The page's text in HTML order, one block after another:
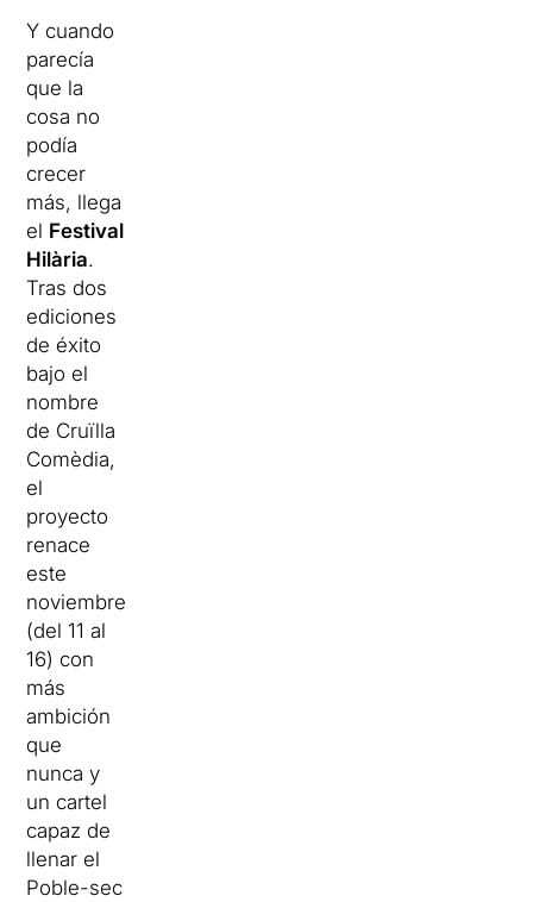
Y cuando
parecía
que la
cosa no
podía
crecer
más, llega
el Festival
Hilària.
Tras dos
ediciones
de éxito
bajo el
nombre
de Cruïlla
Comèdia,
el
proyecto
renace
este
noviembre
(del 11 al
16) con
más
ambición
que
nunca y
un cartel
capaz de
llenar el
Poble-sec